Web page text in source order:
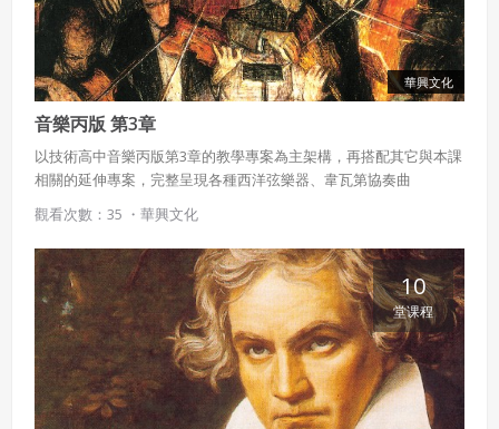
華興文化
音樂丙版 第3章
以技術高中音樂丙版第3章的教學專案為主架構，再搭配其它與本課
相關的延伸專案，完整呈現各種西洋弦樂器、韋瓦第協奏曲
觀看次數：35 ・ 華興文化
10
堂课程